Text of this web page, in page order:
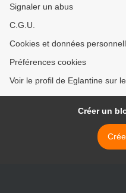
Signaler un abus
C.G.U.
Cookies et données
Préférences cookies
Voir le profil de Eglantine sur
Créer un